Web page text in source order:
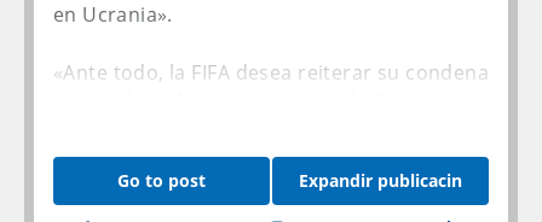
Barega (subcampeón mundial de 5.000 y
hegemonía española de Adel Mechaal,
tercero por delante de un valiente Mohamed
Katir resuelto a plantar cara a los africanos.
en Ucrania».
«Ante todo, la FIFA desea reiterar su condena
una solución y la FIFA expresa su más
profunda solidaridad con todas las personas
Go to post Expandir publicacin